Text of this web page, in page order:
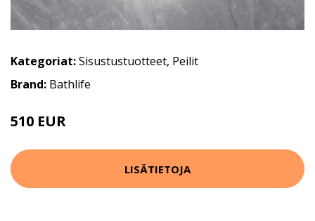
Kategoriat:Sisustustuotteet, Peilit
Brand: Bathlife
510 EUR
LISÄTIETOJA